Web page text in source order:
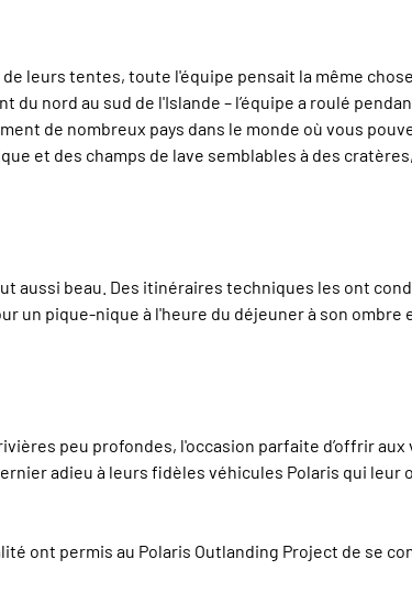
leurs tentes, toute l'équipe pensait la même
nord au sud de l'Islande – l’équipe a roulé
de nombreux pays dans le monde où vous
et des champs de lave semblables à des
aussi beau. Des itinéraires techniques les ont
un pique-nique à l'heure du déjeuner à son ombre
peu profondes, l'occasion parfaite d’offrir aux
adieu à leurs fidèles véhicules Polaris qui leur
ont permis au Polaris Outlanding Project de se